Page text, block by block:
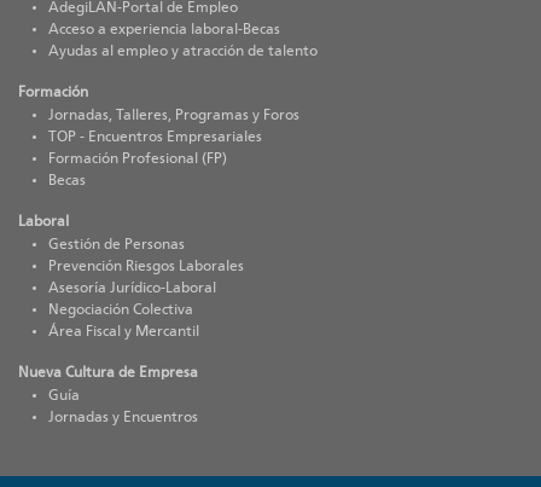
AdegiLAN-Portal de Empleo
Acceso a experiencia laboral-Becas
Ayudas al empleo y atracción de talento
Formación
Jornadas, Talleres, Programas y Foros
TOP - Encuentros Empresariales
Formación Profesional (FP)
Becas
Laboral
Gestión de Personas
Prevención Riesgos Laborales
Asesoría Jurídico-Laboral
Negociación Colectiva
Área Fiscal y Mercantil
Nueva Cultura de Empresa
Guía
Jornadas y Encuentros